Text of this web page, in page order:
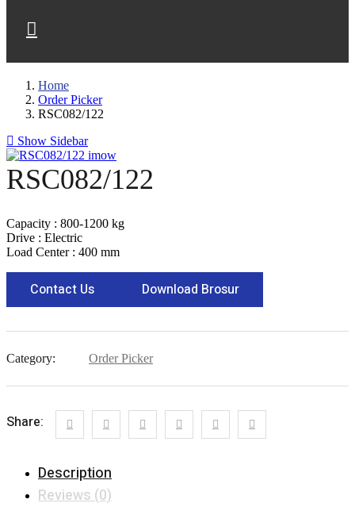
Home
Order Picker
RSC082/122
Show Sidebar
RSC082/122
Capacity : 800-1200 kg
Drive : Electric
Load Center : 400 mm
Contact Us Download Brosur
Category: Order Picker
Share:
Description
Reviews (0)